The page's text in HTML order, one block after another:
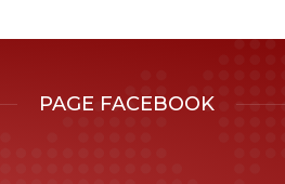
PAGE FACEBOOK